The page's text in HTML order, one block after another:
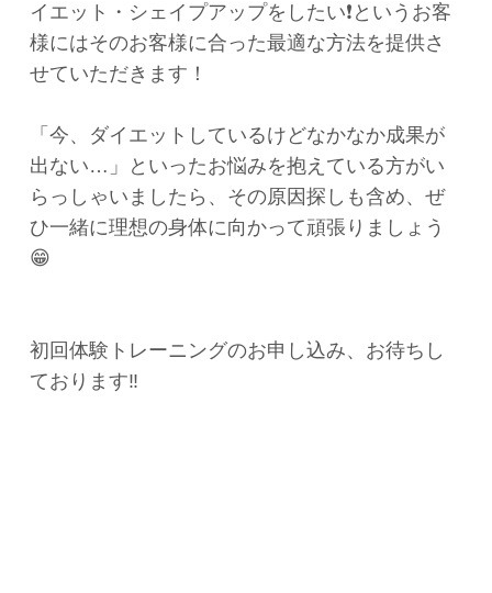
イエット・シェイプアップをしたい❗️というお客
様にはそのお客様に合った最適な方法を提供さ
せていただきます！
「今、ダイエットしているけどなかなか成果が
出ない…」といったお悩みを抱えている方がい
らっしゃいましたら、その原因探しも含め、ぜ
ひ一緒に理想の身体に向かって頑張りましょう
😁
初回体験トレーニングのお申し込み、お待ちし
ております‼️